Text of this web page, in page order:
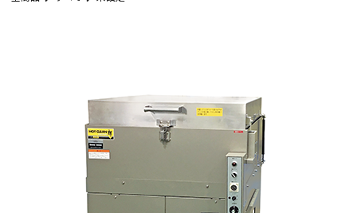
会員登録